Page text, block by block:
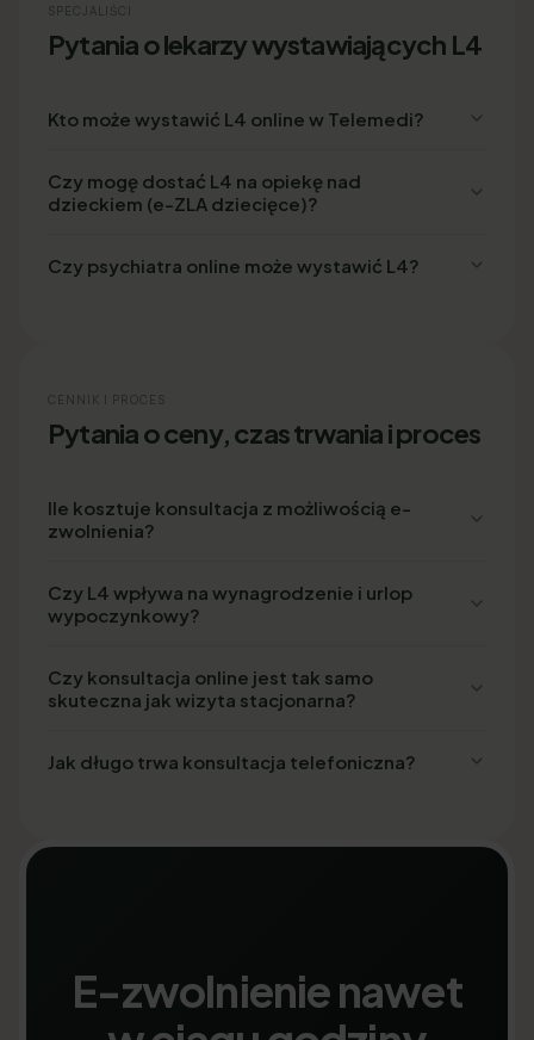
SPECJALIŚCI
Pytania o lekarzy wystawiających L4
Kto może wystawić L4 online w Telemedi?
Czy mogę dostać L4 na opiekę nad
dzieckiem (e-ZLA dziecięce)?
Czy psychiatra online może wystawić L4?
CENNIK I PROCES
Pytania o ceny, czas trwania i proces
Ile kosztuje konsultacja z możliwością e-
zwolnienia?
Czy L4 wpływa na wynagrodzenie i urlop
wypoczynkowy?
Czy konsultacja online jest tak samo
skuteczna jak wizyta stacjonarna?
Jak długo trwa konsultacja telefoniczna?
E-zwolnienie nawet